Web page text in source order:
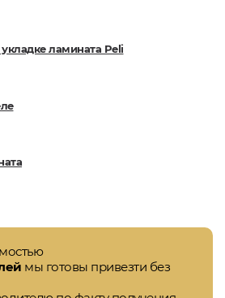
ламината Peli
мы готовы привезти без